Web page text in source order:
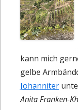
kann mich
gelbe
Johanniter
Anita Franken-